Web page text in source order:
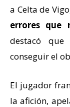
a Celta de Vigo
errores que
destacó
conseguir el
El jugador
la afición,